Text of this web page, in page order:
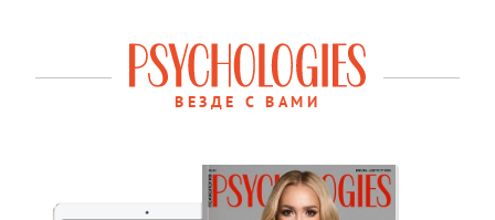
ВЕЗДЕ С ВАМИ